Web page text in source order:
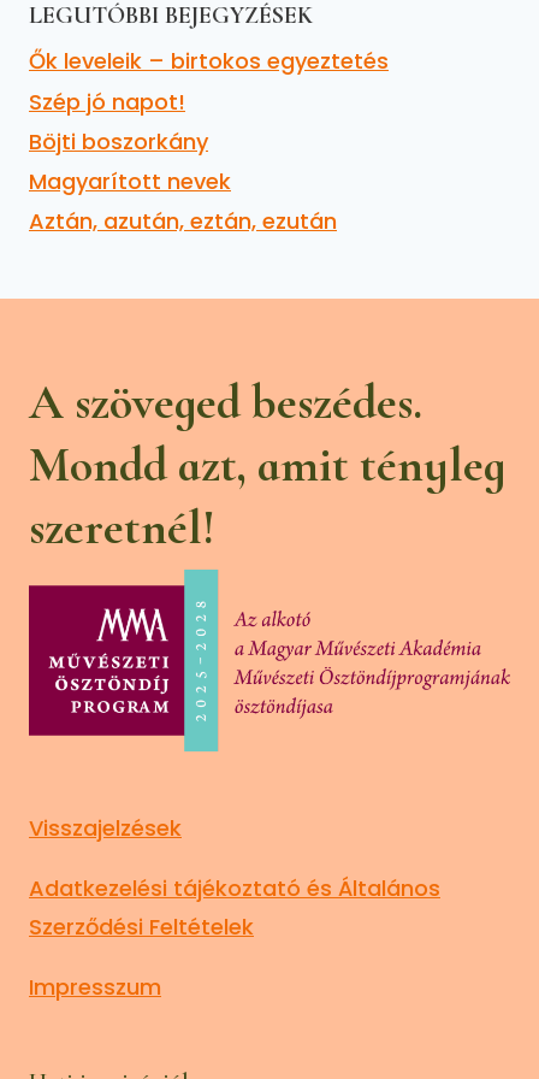
LEGUTÓBBI BEJEGYZÉSEK
Ők leveleik – birtokos egyeztetés
Szép jó napot!
Böjti boszorkány
Magyarított nevek
Aztán, azután, eztán, ezután
A szöveged beszédes.
Mondd azt, amit tényleg
szeretnél!
Visszajelzések
Adatkezelési tájékoztató és Általános
Szerződési Feltételek
Impresszum